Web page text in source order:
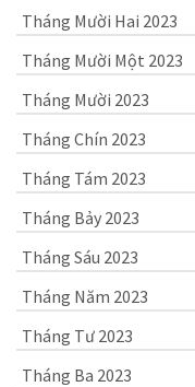
Tháng Mười Hai 2023
Tháng Mười Một 2023
Tháng Mười 2023
Tháng Chín 2023
Tháng Tám 2023
Tháng Bảy 2023
Tháng Sáu 2023
Tháng Năm 2023
Tháng Tư 2023
Tháng Ba 2023